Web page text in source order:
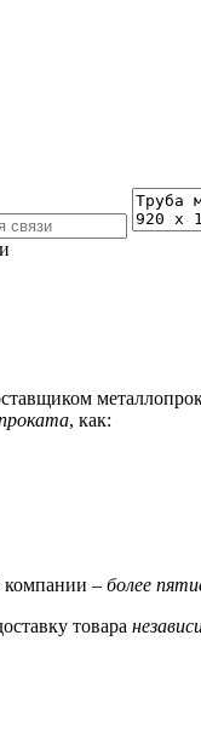
, как:
компании – более
товара